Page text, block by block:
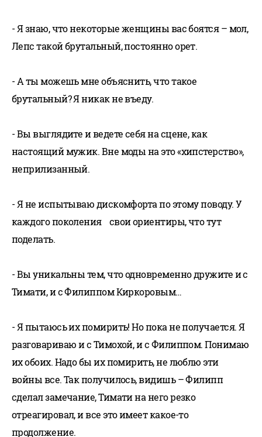
- Я знаю, что некоторые женщины вас боятся – мол,
Лепс такой брутальный, постоянно орет.
- А ты можешь мне объяснить, что такое
брутальный? Я никак не въеду.
- Вы выглядите и ведете себя на сцене, как
настоящий мужик. Вне моды на это «хипстерство»,
неприлизанный.
- Я не испытываю дискомфорта по этому поводу. У
каждого поколения свои ориентиры, что тут
поделать.
- Вы уникальны тем, что одновременно дружите и с
Тимати, и с Филиппом Киркоровым…
- Я пытаюсь их помирить! Но пока не получается. Я
разговариваю и с Тимохой, и с Филиппом. Понимаю
их обоих. Надо бы их помирить, не люблю эти
войны все. Так получилось, видишь – Филипп
сделал замечание, Тимати на него резко
отреагировал, и все это имеет какое-то
продолжение.